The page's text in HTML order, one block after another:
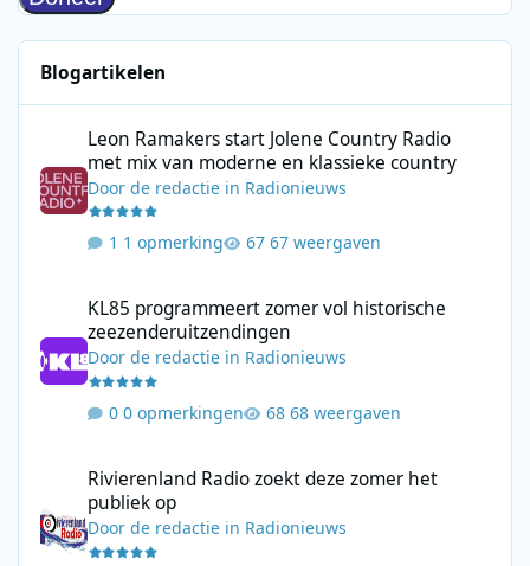
Blogartikelen
Leon Ramakers start Jolene Country Radio
met mix van moderne en klassieke country
Doorde redactie in Radionieuws
1 opmerking 67 weergaven
KL85 programmeert zomer vol historische
zeezenderuitzendingen
Doorde redactie in Radionieuws
0 opmerkingen 68 weergaven
Rivierenland Radio zoekt deze zomer het
publiek op
Doorde redactie in Radionieuws